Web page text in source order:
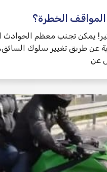
الخطرة؟
يمكن تجنب معظم الحوادث
عن طريق تغيير سلوك
عن